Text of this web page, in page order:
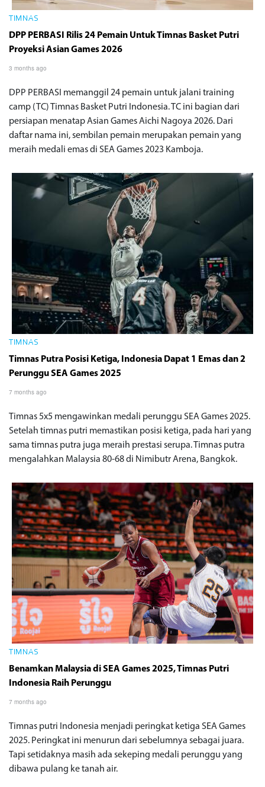
TIMNAS
DPP PERBASI Rilis 24 Pemain Untuk Timnas Basket Putri
Proyeksi Asian Games 2026
3 months ago
DPP PERBASI memanggil 24 pemain untuk jalani training
camp (TC) Timnas Basket Putri Indonesia. TC ini bagian dari
persiapan menatap Asian Games Aichi Nagoya 2026. Dari
daftar nama ini, sembilan pemain merupakan pemain yang
meraih medali emas di SEA Games 2023 Kamboja.
TIMNAS
Timnas Putra Posisi Ketiga, Indonesia Dapat 1 Emas dan 2
Perunggu SEA Games 2025
7 months ago
Timnas 5x5 mengawinkan medali perunggu SEA Games 2025.
Setelah timnas putri memastikan posisi ketiga, pada hari yang
sama timnas putra juga meraih prestasi serupa. Timnas putra
mengalahkan Malaysia 80-68 di Nimibutr Arena, Bangkok.
TIMNAS
Benamkan Malaysia di SEA Games 2025, Timnas Putri
Indonesia Raih Perunggu
7 months ago
Timnas putri Indonesia menjadi peringkat ketiga SEA Games
2025. Peringkat ini menurun dari sebelumnya sebagai juara.
Tapi setidaknya masih ada sekeping medali perunggu yang
dibawa pulang ke tanah air.